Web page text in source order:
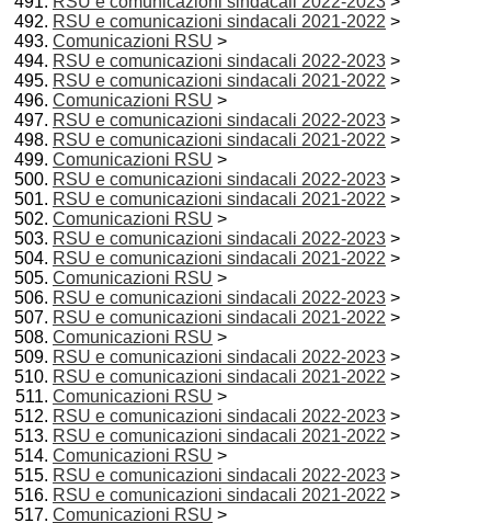
RSU e comunicazioni sindacali 2021-2022 >
Comunicazioni RSU >
RSU e comunicazioni sindacali 2022-2023 >
RSU e comunicazioni sindacali 2021-2022 >
Comunicazioni RSU >
RSU e comunicazioni sindacali 2022-2023 >
RSU e comunicazioni sindacali 2021-2022 >
Comunicazioni RSU >
RSU e comunicazioni sindacali 2022-2023 >
RSU e comunicazioni sindacali 2021-2022 >
Comunicazioni RSU >
RSU e comunicazioni sindacali 2022-2023 >
RSU e comunicazioni sindacali 2021-2022 >
Comunicazioni RSU >
RSU e comunicazioni sindacali 2022-2023 >
RSU e comunicazioni sindacali 2021-2022 >
Comunicazioni RSU >
RSU e comunicazioni sindacali 2022-2023 >
RSU e comunicazioni sindacali 2021-2022 >
Comunicazioni RSU >
RSU e comunicazioni sindacali 2022-2023 >
RSU e comunicazioni sindacali 2021-2022 >
Comunicazioni RSU >
RSU e comunicazioni sindacali 2022-2023 >
RSU e comunicazioni sindacali 2021-2022 >
Comunicazioni RSU >